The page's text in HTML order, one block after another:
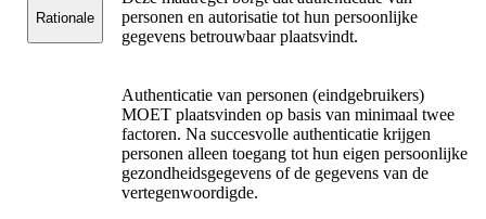
Rationale
personen en autorisatie tot hun persoonlijke
gegevens betrouwbaar plaatsvindt.
Authenticatie van personen (eindgebruikers)
MOET plaatsvinden op basis van minimaal twee
factoren. Na succesvolle authenticatie krijgen
personen alleen toegang tot hun eigen persoonlijke
gezondheidsgegevens of de gegevens van de
vertegenwoordigde.